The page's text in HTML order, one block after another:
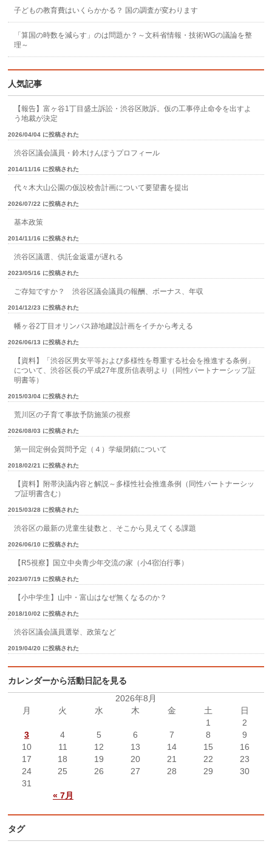
子どもの教育費はいくらかかる？ 国の調査が変わります
「算国の時数を減らす」のは問題か？～文科省情報・技術WGの議論を整
理～
人気記事
【報告】富ヶ谷1丁目盛土訴訟・渋谷区敗訴。仮の工事停止命令を出すよ
う地裁が決定
2026/04/04 に投稿された
渋谷区議会議員・鈴木けんぽうプロフィール
2014/11/16 に投稿された
代々木大山公園の仮設校舎計画について要望書を提出
2026/07/22 に投稿された
基本政策
2014/11/16 に投稿された
渋谷区議選、供託金返還が遅れる
2023/05/16 に投稿された
ご存知ですか？ 渋谷区議会議員の報酬、ボーナス、年収
2014/12/23 に投稿された
幡ヶ谷2丁目オリンパス跡地建設計画をイチから考える
2026/06/13 に投稿された
【資料】「渋谷区男女平等および多様性を尊重する社会を推進する条例」
について、渋谷区長の平成27年度所信表明より（同性パートナーシップ証
明書等）
2015/03/04 に投稿された
荒川区の子育て事故予防施策の視察
2026/08/03 に投稿された
第一回定例会質問予定（４）学級閉鎖について
2018/02/21 に投稿された
【資料】附帯決議内容と解説～多様性社会推進条例（同性パートナーシッ
プ証明書含む）
2015/03/28 に投稿された
渋谷区の最新の児童生徒数と、そこから見えてくる課題
2026/06/10 に投稿された
【R5視察】国立中央青少年交流の家（小4宿泊行事）
2023/07/19 に投稿された
【小中学生】山中・富山はなぜ無くなるのか？
2018/10/02 に投稿された
渋谷区議会議員選挙、政策など
2019/04/20 に投稿された
カレンダーから活動日記を見る
2026年8月
月
火 水 木 金 土 日
« 7月
1
2
3
4 5 6 7 8
9
10
11 12 13 14 15
16
17
18 19 20 21 22
23
24
25 26 27 28 29
30
31
タグ